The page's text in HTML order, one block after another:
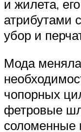
и жилета,
атрибутами
убор и
Мода
чопорных
фетровые
соломенные